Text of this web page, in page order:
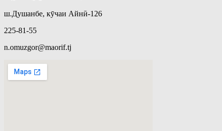
ш.Душанбе, кӯчаи Айнӣ-126
225-81-55
n.omuzgor@maorif.tj